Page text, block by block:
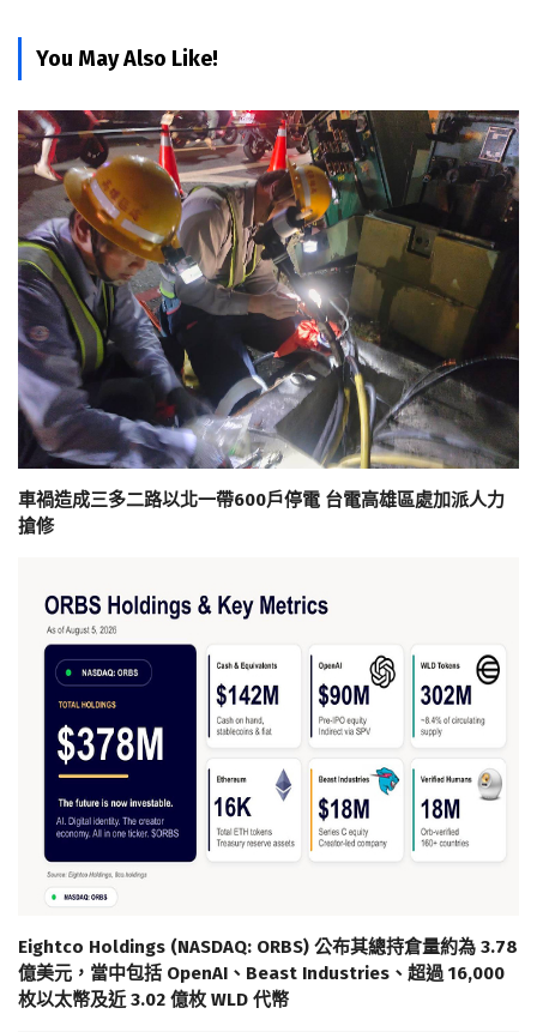
You May Also Like!
車禍造成三多二路以北一帶600戶停電 台電高雄區處加派人力
搶修
Eightco Holdings (NASDAQ: ORBS) 公布其總持倉量約為 3.78
億美元，當中包括 OpenAI、Beast Industries、超過 16,000
枚以太幣及近 3.02 億枚 WLD 代幣